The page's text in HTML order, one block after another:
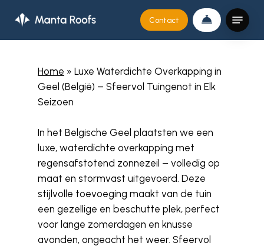
main
Contact
Menu
Home » Luxe Waterdichte Overkapping in
Geel (België) – Sfeervol Tuingenot in Elk
Seizoen
In het Belgische Geel plaatsten we een
luxe, waterdichte overkapping met
regensafstotend zonnezeil – volledig op
maat en stormvast uitgevoerd. Deze
stijlvolle toevoeging maakt van de tuin
een gezellige en beschutte plek, perfect
voor lange zomerdagen en knusse
avonden, ongeacht het weer. Sfeervol